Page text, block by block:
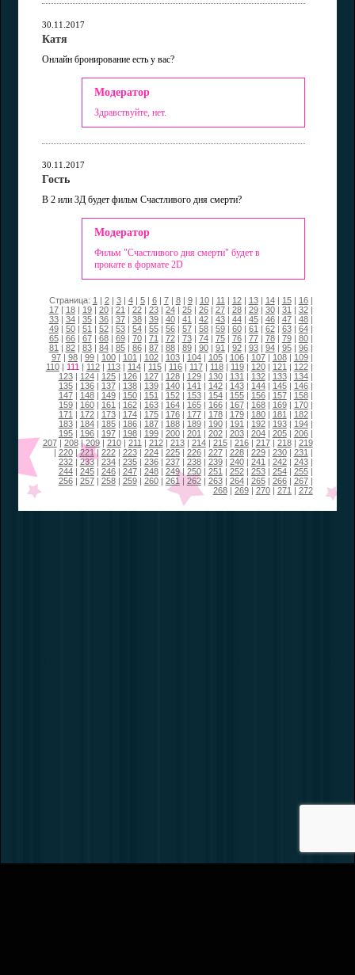
30.11.2017
Катя
Онлайн бронирование есть у вас?
Модератор
Здравствуйте, нет.
30.11.2017
Гость
В 2 или 3Д будет фильм Счастливого дня смерти?
Модератор
Фильм "Счастливого дня смерти" будет в
прокате в формате 2D
Страница: 1 | 2| 3| 4| 5| 6| 7| 8| 9| 10| 11 | 12| 13| 14| 15| 16|
17| 18| 19| 20| 21 | 22| 23| 24| 25| 26| 27| 28| 29| 30| 31 | 32|
33| 34| 35| 36| 37| 38| 39| 40| 41 | 42| 43| 44| 45| 46| 47| 48|
49| 50| 51 | 52| 53| 54| 55| 56| 57| 58| 59| 60| 61 | 62| 63| 64|
65| 66| 67| 68| 69| 70| 71 | 72| 73| 74| 75| 76| 77| 78| 79| 80|
81 | 82| 83| 84| 85| 86| 87| 88| 89| 90| 91 | 92| 93| 94| 95| 96|
97| 98| 99| 100| 101 | 102| 103| 104| 105| 106| 107| 108| 109|
110| 111 | 112| 113| 114| 115| 116| 117| 118| 119| 120| 121 | 122|
123| 124| 125| 126| 127| 128| 129| 130| 131 | 132| 133| 134|
135| 136| 137| 138| 139| 140| 141 | 142| 143| 144| 145| 146|
147| 148| 149| 150| 151 | 152| 153| 154| 155| 156| 157| 158|
159| 160| 161 | 162| 163| 164| 165| 166| 167| 168| 169| 170|
171 | 172| 173| 174| 175| 176| 177| 178| 179| 180| 181 | 182|
183| 184| 185| 186| 187| 188| 189| 190| 191 | 192| 193| 194|
195| 196| 197| 198| 199| 200| 201 | 202| 203| 204| 205| 206|
207| 208|209| 210| 211 | 212| 213| 214| 215| 216| 217| 218| 219
| 220|221 | 222| 223| 224| 225| 226| 227| 228| 229| 230| 231 |
232| 233|234| 235| 236| 237| 238| 239| 240| 241 | 242| 243|
244| 245| 246| 247| 248| 249| 250| 251 | 252| 253| 254| 255|
256| 257| 258| 259| 260| 261 | 262| 263| 264| 265| 266| 267|
268| 269| 270| 271 | 272